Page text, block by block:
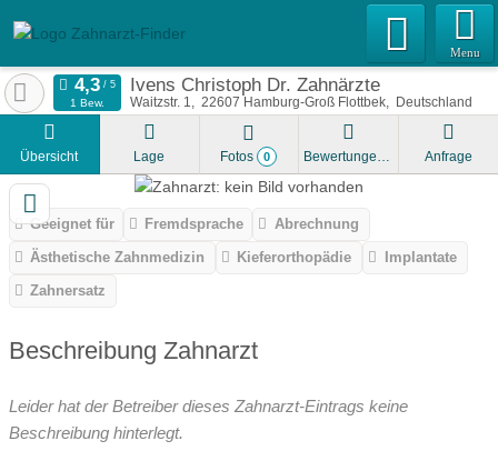
Menu
Ivens Christoph Dr. Zahnärzte
Waitzstr. 1 22607 Hamburg-Groß Flottbek Deutschland
1 Bew.
Übersicht Lage Fotos 0 Bewertungen Anfrage
Geeignet für Fremdsprache
Abrechnung
Ästhetische Zahnmedizin
Kieferorthopädie
Implantate
Zahnersatz
Beschreibung Zahnarzt
Leider hat der Betreiber dieses Zahnarzt-Eintrags keine
Beschreibung hinterlegt.